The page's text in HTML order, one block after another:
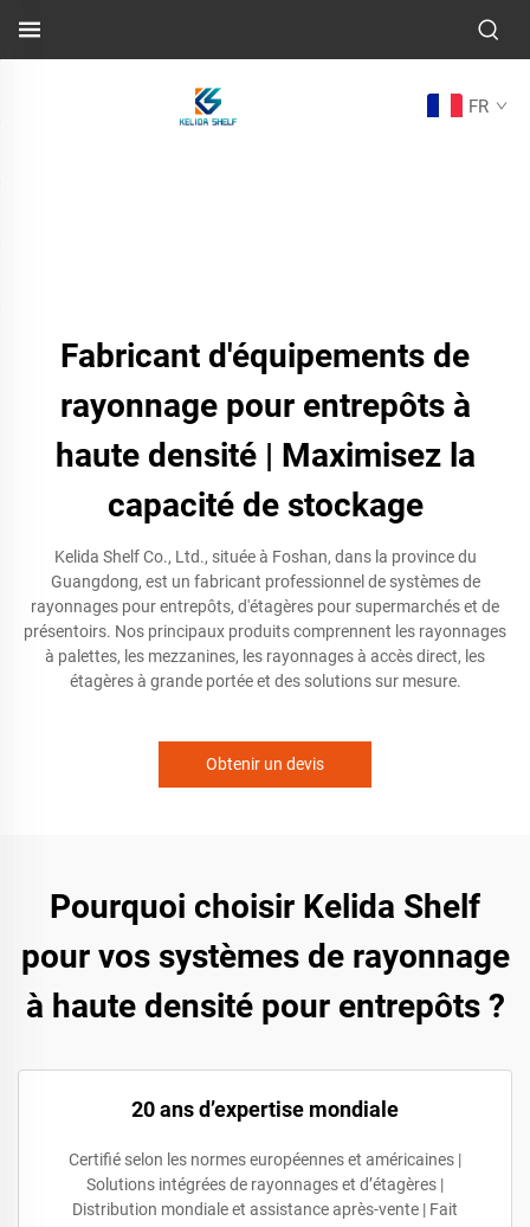
FR
Fabricant d'équipements de
rayonnage pour entrepôts à
haute densité | Maximisez la
capacité de stockage
Kelida Shelf Co., Ltd., située à Foshan, dans la province du
Guangdong, est un fabricant professionnel de systèmes de
rayonnages pour entrepôts, d'étagères pour supermarchés et de
présentoirs. Nos principaux produits comprennent les rayonnages
à palettes, les mezzanines, les rayonnages à accès direct, les
étagères à grande portée et des solutions sur mesure.
Obtenir un devis
Pourquoi choisir Kelida Shelf
pour vos systèmes de rayonnage
à haute densité pour entrepôts ?
20 ans d’expertise mondiale
Certifié selon les normes européennes et américaines |
Solutions intégrées de rayonnages et d’étagères |
Distribution mondiale et assistance après-vente | Fait